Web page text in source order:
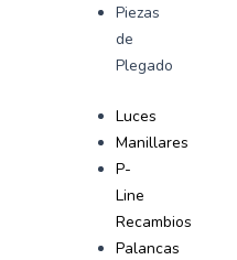
Piezas
de
Plegado
Luces
Manillares
P-
Line
Recambios
Palancas